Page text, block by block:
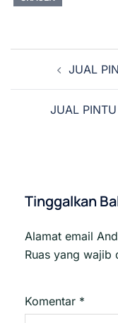
Tulisan JUAL
JUAL PINTU
Tinggalkan
Alamat email
Ruas yang wajib
Komentar *